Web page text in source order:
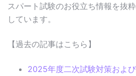
スパート試験のお役立ち情報を抜
しています。
【過去の記事はこちら】
2025年度二次試験対策およ